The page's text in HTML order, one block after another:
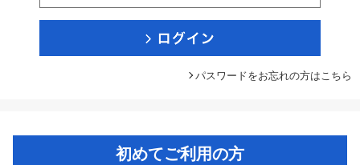
パスワードをお忘れの方はこちら
初めてご利用の方